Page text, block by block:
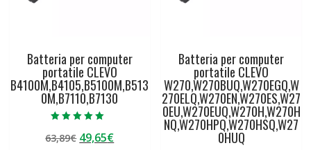
Batteria per computer
portatile CLEVO
B4100M,B4105,B5100M,B513
0M,B7110,B7130
5.00
su 5
63,89€ Il
49,65€Il
Batteria per computer
portatile CLEVO
W270,W270BUQ,W270EGQ,W
270ELQ,W270EN,W270ES,W27
0EU,W270EUQ,W270H,W270H
NQ,W270HPQ,W270HSQ,W27
0HUQ